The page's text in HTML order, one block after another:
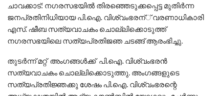
ചാവക്കാട്: നഗരസഭയില്‍ തിരഞ്ഞെടുക്കപ്പെട്ട മുതിര്‍ന്ന
ജനപ്രതിനിധിയായ പി.ഐ. വിശ്വംഭരന്് വരണാധികാരി
എസ്. ഷീബ സത്യവാചകം ചൊല്ലിക്കൊടുത്ത്
നഗരസഭയിലെ സത്യപ്രതിജഞ ചടങ്ങ് ആരംഭിച്ചു.
തുടര്‍ന്ന് മറ്റ് അംഗങ്ങള്‍ക്ക് പി.ഐ. വിശ്വംഭരന്‍
സത്യവാചകം ചൊല്ലിക്കൊടുത്തു. അംഗങ്ങളുടെ
സത്യപ്രതിജ്ഞക്കു ശേഷം പി.ഐ. വിശ്വംഭരന്റെ